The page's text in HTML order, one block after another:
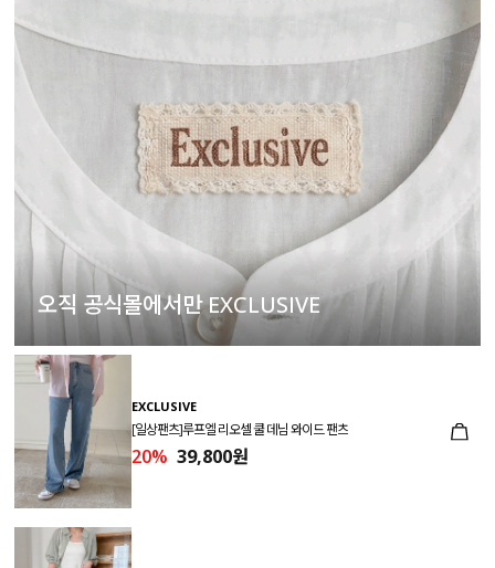
오직 공식몰에서만 EXCLUSIVE
EXCLUSIVE
[일상팬츠]루프엘 리오셀 쿨 데님 와이드 팬츠
20% 39,800원